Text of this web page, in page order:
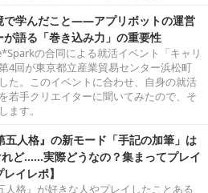
で学んだこと――アプリボットの運営
が語る「巻き込み力」の重要性
の合同による就活イベント「キャリ
4回が東京都立産業貿易センター浜松町
た。このイベントに合わせ、自身の就活
若手クリエイターに聞いてみたので、そ
ます。
五人格』の新モード「手記の加筆」は
ど……実際どうなの？集まってプレイ
イレポ】
人格』が好きな人やプレイしたことある